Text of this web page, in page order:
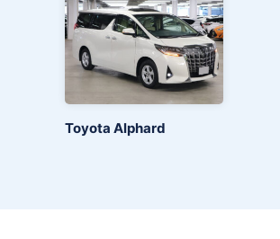
Toyota Alphard